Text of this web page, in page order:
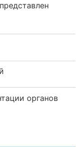
органов